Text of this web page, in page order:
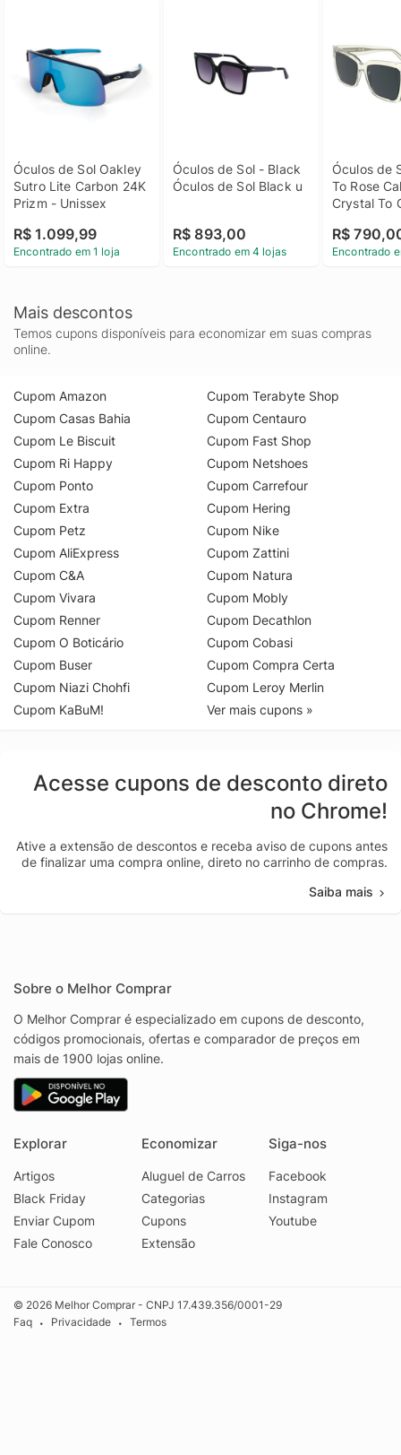
Óculos de Sol Oakley
Sutro Lite Carbon 24K
Prizm - Unissex
R$ 1.099,99
Encontrado em 1 loja
Óculos de Sol - Black
Óculos de Sol Black u
R$ 893,00
Encontrado em 4 lojas
Óculos de
To Rose
Crystal To
To Rose
Crystal To
R$
Encontrado
Mais descontos
Temos cupons disponíveis para economizar em suas compras
online.
Cupom Amazon
Cupom Casas Bahia
Cupom Le Biscuit
Cupom Ri Happy
Cupom Ponto
Cupom Extra
Cupom Petz
Cupom AliExpress
Cupom C&A
Cupom Vivara
Cupom Renner
Cupom O Boticário
Cupom Buser
Cupom Niazi Chohfi
Cupom KaBuM!
Cupom Terabyte Shop
Cupom Centauro
Cupom Fast Shop
Cupom Netshoes
Cupom Carrefour
Cupom Hering
Cupom Nike
Cupom Zattini
Cupom Natura
Cupom Mobly
Cupom Decathlon
Cupom Cobasi
Cupom Compra Certa
Cupom Leroy Merlin
Ver mais cupons »
Acesse cupons de desconto direto
no Chrome!
Ative a extensão de descontos e receba aviso de cupons antes
de finalizar uma compra online, direto no carrinho de compras.
Saiba mais
Sobre o Melhor Comprar
O Melhor Comprar é especializado em cupons de desconto,
códigos promocionais, ofertas e comparador de preços em
mais de 1900 lojas online.
Explorar
Artigos
Black Friday
Enviar Cupom
Fale Conosco
Economizar
Aluguel de Carros
Categorias
Cupons
Extensão
Siga-nos
Facebook
Instagram
Youtube
© 2026 Melhor Comprar - CNPJ 17.439.356/0001-29
Faq
• Privacidade • Termos